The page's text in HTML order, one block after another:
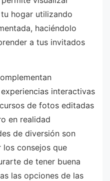
hogar utilizando
haciéndolo
a tus invitados
interactivas
de fotos editadas
en realidad
de diversión son
los consejos que
de tener buena
las opciones de las